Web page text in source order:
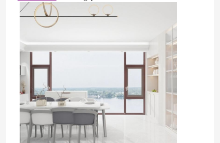
aluminiumdeur
Zonnekamer van aluminium
gordijngevel